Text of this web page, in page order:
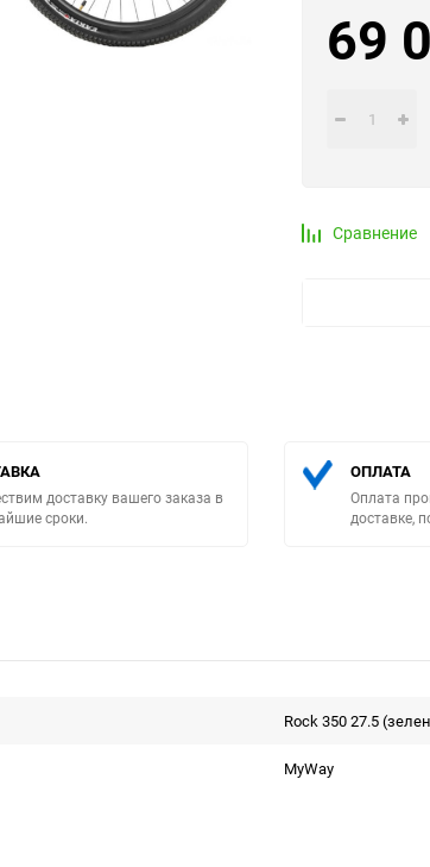
Выберите
69
Сравнение
доставку вашего заказа в
сроки.
ОПЛАТА
Оплата
доставке,
Rock 350 27.5
MyWay